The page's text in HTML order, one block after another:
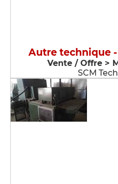
Autre technique
Vente / Offre >
SCM